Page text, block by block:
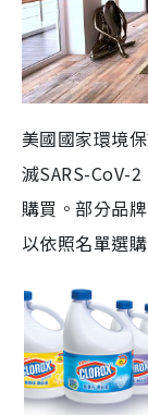
美國國家環境
滅SARS-CoV-
購買。部分品
以依照名單選購